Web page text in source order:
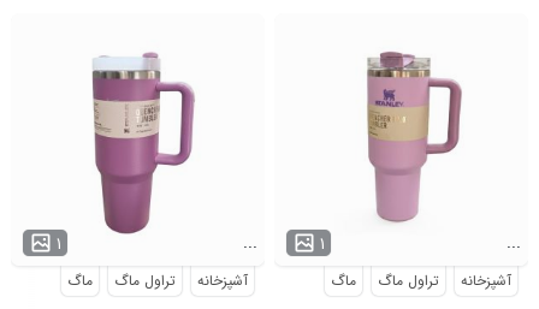
۱ ...
آشپزخانه تراول ماگ ماگ
۱ ...
آشپزخانه تراول ماگ ماگ